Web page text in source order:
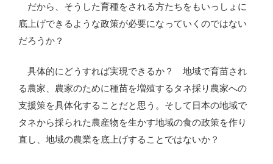
だから、そうした育種をされる方たちをもいっしょに
底上げできるような政策が必要になっていくのではない
だろうか？
具体的にどうすれば実現できるか？ 地域で育苗され
る農家、農家のために種苗を増殖するタネ採り農家への
支援策を具体化することだと思う。そして日本の地域で
タネから採られた農産物を生かす地域の食の政策を作り
直し、地域の農業を底上げすることではないか？